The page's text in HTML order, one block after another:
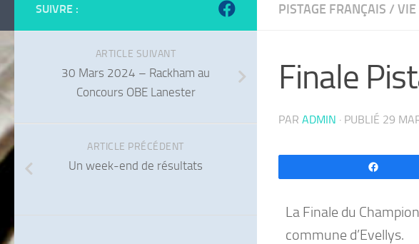
PISTAGE FRANÇAIS / VIE
Finale
PAR ADMIN · PUBLIÉ 29
La Finale du
commune d’Evellys.
SUIVRE :
ARTICLE SUIVANT
30 Mars 2024 – Rackham au
Concours OBE Lanester
ARTICLE PRÉCÉDENT
Un week-end de résultats